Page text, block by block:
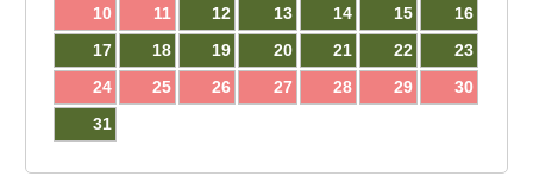
10
11 12 13 14 15
16
17
18 19 20 21 22
23
24
25 26 27 28 29
30
31